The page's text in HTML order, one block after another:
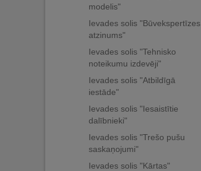
modelis"
Ievades solis "Būvekspertīzes
atzinums"
Ievades solis "Tehnisko
noteikumu izdevēji"
Ievades solis "Atbildīgā
iestāde"
Ievades solis "Iesaistītie
dalībnieki"
Ievades solis "Trešo pušu
saskaņojumi"
Ievades solis "Kārtas"